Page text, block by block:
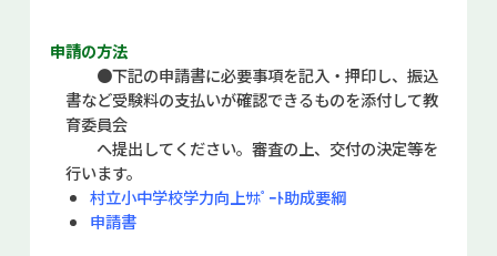
申請の方法
●下記の申請書に必要事項を記入・押印し、振込
書など受験料の支払いが確認できるものを添付して教
育委員会
へ提出してください。審査の上、交付の決定等を
行います。
村立小中学校学力向上ｻﾎﾟｰﾄ助成要綱
申請書